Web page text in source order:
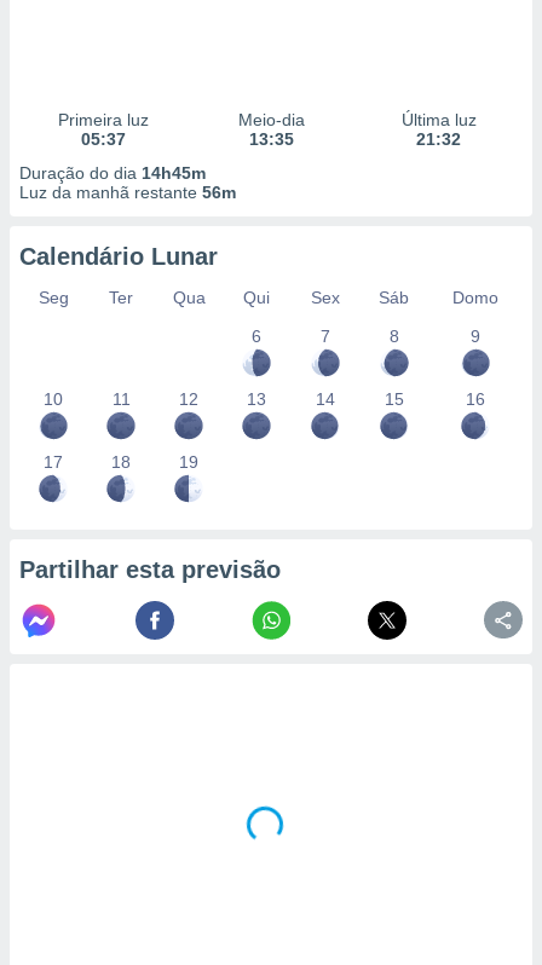
Primeira luz
05:37
Meio-dia
13:35
Última luz
21:32
Duração do dia 14h45m
Luz da manhã restante 56m
Calendário Lunar
Seg Ter Qua Qui Sex Sáb
Domo
6
7 8 9
10 11 12 13 14 15 16
17 18 19
Partilhar esta previsão